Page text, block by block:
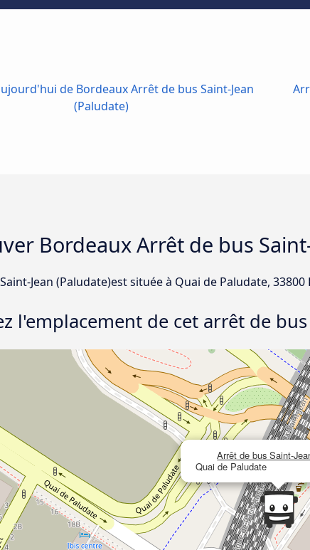
de Bordeaux Arrêt de bus Saint-Jean
(Paludate)
Bordeaux Arrêt de bus
Jean (Paludate)est située à Quai de Paludate, 33800
l'emplacement de cet arrêt de
Arrêt de bus Saint-
Quai de Paludate